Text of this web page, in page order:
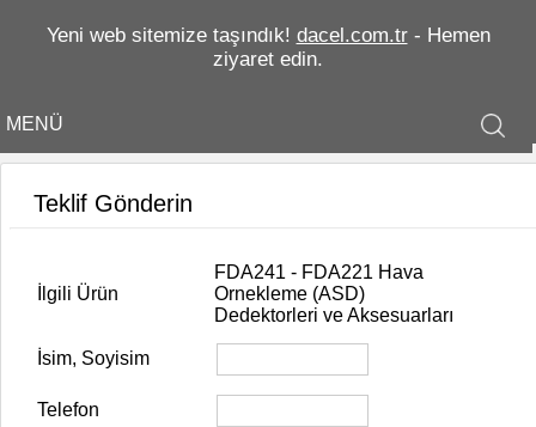
Yeni web sitemize taşındık! dacel.com.tr- Hemen
ziyaret edin.
MENÜ
Teklif Gönderin
İlgili Ürün
FDA241 - FDA221 Hava
Ornekleme (ASD)
Dedektorleri ve Aksesuarları
İsim, Soyisim
Telefon